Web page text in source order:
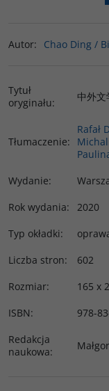
Autor: Chao Ding /
Tytuł
oryginału: 中外文
Tłumaczenie:
Rafał
Wydanie:
Rok wydania:
2020
Typ okładki:
Liczba stron:
602
Rozmiar:
165 x
ISBN:
978-
Redakcja
naukowa: